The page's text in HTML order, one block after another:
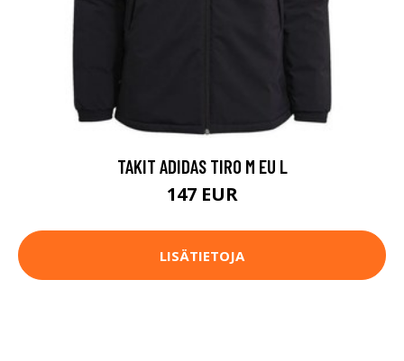
TAKIT ADIDAS TIRO M EU L
147 EUR
LISÄTIETOJA